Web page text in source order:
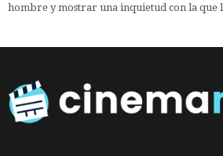
hombre y mostrar una inquietud con la que